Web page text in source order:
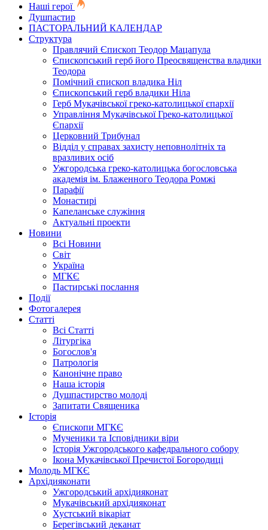
Наші герої
Душпастир
ПАСТОРАЛЬНИЙ КАЛЕНДАР
Структура
Правлячий Єпископ Теодор Мацапула
Єпископський герб його Преосвященства владики
Теодора
Помічний єпископ владика Ніл
Єпископський герб владики Ніла
Герб Мукачівської греко-католицької єпархії
Управління Мукачівської Греко-католицької
Єпархії
Церковний Трибунал
Відділ у справах захисту неповнолітніх та
вразливих осіб
Ужгородська греко-католицька богословська
академія ім. Блаженного Теодора Ромжі
Парафії
Монастирі
Капеланське служіння
Актуальні проекти
Новини
Всі Новини
Світ
Україна
МГКЄ
Пастирські послання
Події
Фотогалерея
Статті
Всі Статті
Літургіка
Богослов'я
Патрологія
Канонічне право
Наша історія
Душпастирство молоді
Запитати Священика
Історія
Єпископи МГКЄ
Мученики та Ісповідники віри
Історія Ужгородського кафедрального собору
Ікона Мукачівської Пречистої Богородиці
Молодь МГКЄ
Архідияконати
Ужгородський архідияконат
Мукачівський архідияконат
Хустський вікаріат
Берегівський деканат